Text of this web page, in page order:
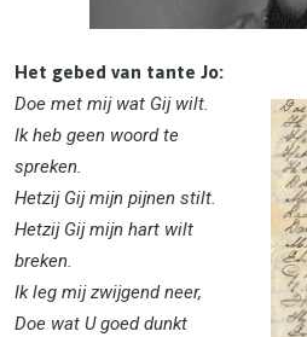
Het gebed van tante Jo:
Doe met mij wat Gij wilt.
Ik heb geen woord te
spreken.
Hetzij Gij mijn pijnen stilt.
Hetzij Gij mijn hart wilt
breken.
Ik leg mij zwijgend neer,
Doe wat U goed dunkt